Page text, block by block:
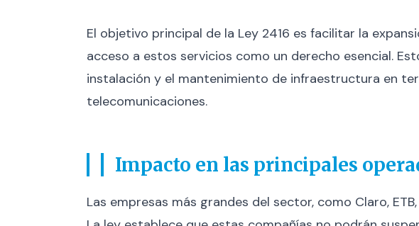
El objetivo principal de la Ley 2416 es facilitar la
acceso a estos servicios como un derecho esencial.
instalación y el mantenimiento de infraestructura en
telecomunicaciones.
Impacto en las principales
Las empresas más grandes del sector, como Claro,